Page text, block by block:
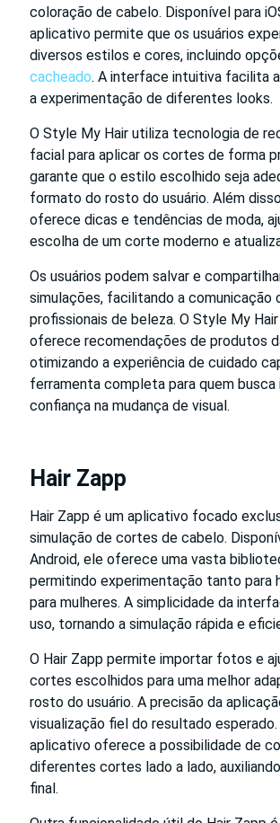
coloração de cabelo. Disponível para
aplicativo permite que os usuários
diversos estilos e cores, incluindo
cacheado. A interface intuitiva facilita
a experimentação de diferentes looks.
O Style My Hair utiliza tecnologia de
facial para aplicar os cortes de forma
garante que o estilo escolhido seja
formato do rosto do usuário. Além
oferece dicas e tendências de moda,
escolha de um corte moderno e
Os usuários podem salvar e
simulações, facilitando a comunicação
profissionais de beleza. O Style My
oferece recomendações de produtos
otimizando a experiência de cuidado
ferramenta completa para quem busca
confiança na mudança de visual.
Hair Zapp
Hair Zapp é um aplicativo focado
simulação de cortes de cabelo.
Android, ele oferece uma vasta
permitindo experimentação tanto para
para mulheres. A simplicidade da
uso, tornando a simulação rápida e
O Hair Zapp permite importar fotos e
cortes escolhidos para uma melhor
rosto do usuário. A precisão da
visualização fiel do resultado
aplicativo oferece a possibilidade de
diferentes cortes lado a lado,
final.